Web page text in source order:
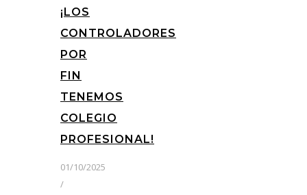
¡LOS
CONTROLADORES
POR
FIN
TENEMOS
COLEGIO
PROFESIONAL!
01/10/2025
/